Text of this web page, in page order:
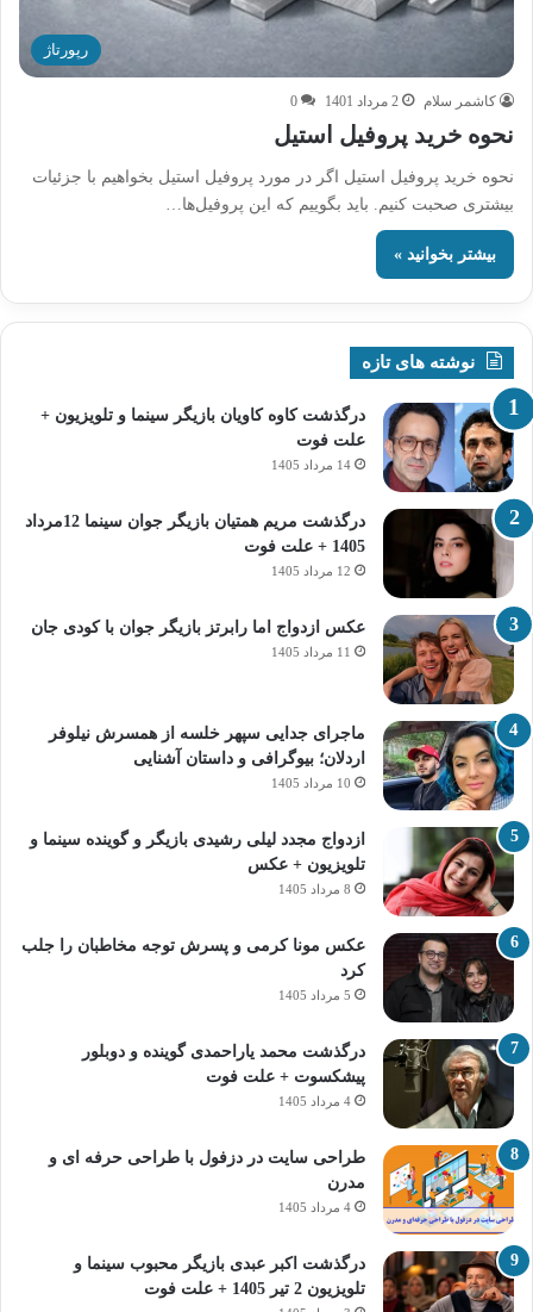
رپورتاژ
کاشمر سلام 2 مرداد 1401 0
نحوه خرید پروفیل‌ استیل
نحوه خرید پروفیل‌ استیل اگر در مورد پروفیل‌ استیل بخواهیم با جزئیات
بیشتری صحبت کنیم. باید بگوییم که این پروفیل‌ها…
بیشتر بخوانید »
نوشته های تازه
درگذشت کاوه کاویان بازیگر سینما و تلویزیون +
علت فوت
14 مرداد 1405
درگذشت مریم همتیان بازیگر جوان سینما 12مرداد
1405 + علت فوت
12 مرداد 1405
عکس ازدواج اما رابرتز بازیگر جوان با کودی جان
11 مرداد 1405
ماجرای جدایی سپهر خلسه از همسرش نیلوفر
اردلان؛ بیوگرافی و داستان آشنایی
10 مرداد 1405
ازدواج مجدد لیلی رشیدی بازیگر و گوینده سینما و
تلویزیون + عکس
8 مرداد 1405
عکس مونا کرمی و پسرش توجه مخاطبان را جلب
کرد
5 مرداد 1405
درگذشت محمد یاراحمدی گوینده و دوبلور
پیشکسوت + علت فوت
4 مرداد 1405
طراحی سایت در دزفول با طراحی حرفه‌ ای و
مدرن
4 مرداد 1405
درگذشت اکبر عبدی بازیگر محبوب سینما و
تلویزیون 2 تیر 1405 + علت فوت